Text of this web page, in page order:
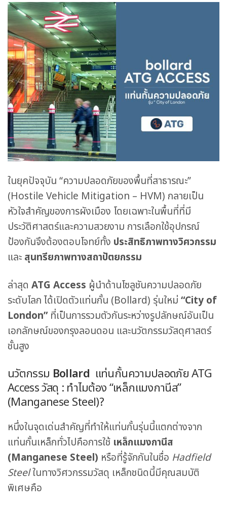
ในยุคปัจจุบัน “ความปลอดภัยของพื้นที่สาธารณะ”
(Hostile Vehicle Mitigation – HVM) กลายเป็น
หัวใจสำคัญของการผังเมือง โดยเฉพาะในพื้นที่ที่มี
ประวัติศาสตร์และความสวยงาม การเลือกใช้อุปกรณ์
ป้องกันจึงต้องตอบโจทย์ทั้ง ประสิทธิภาพทางวิศวกรรม
และ สุนทรียภาพทางสถาปัตยกรรม
ล่าสุดATG Access ผู้นำด้านโซลูชันความปลอดภัย
ระดับโลก ได้เปิดตัวแท่นกั้น (Bollard) รุ่นใหม่“City of
London” ที่เป็นการรวมตัวกันระหว่างรูปลักษณ์อันเป็น
เอกลักษณ์ของกรุงลอนดอน และนวัตกรรมวัสดุศาสตร์
ชั้นสูง
นวัตกรรม Bollard แท่นกั้นความปลอดภัยATG
Accessวัสดุ : ทำไมต้อง “เหล็กแมงกานีส”
(Manganese Steel)?
หนึ่งในจุดเด่นสำคัญที่ทำให้แท่นกั้นรุ่นนี้แตกต่างจาก
แท่นกั้นเหล็กทั่วไปคือการใช้ เหล็กแมงกานีส
(Manganese Steel) หรือที่รู้จักกันในชื่อ Hadfield
Steelในทางวิศวกรรมวัสดุ เหล็กชนิดนี้มีคุณสมบัติ
พิเศษคือ